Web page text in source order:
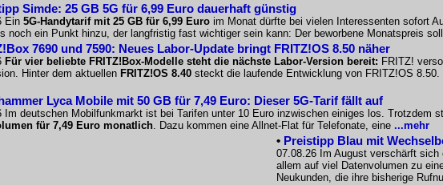
Simde: 25 GB 5G für 6,99 Euro dauerhaft günstig
Ein 5G-Handytarif mit 25 GB für 6,99 Euro im Monat dürfte bei vielen Interessenten sofort
noch ein Punkt hinzu, der langfristig fast wichtiger sein kann: Der beworbene Monatspreis soll
7690 und 7590: Neues Labor-Update bringt FRITZ!OS 8.50 näher
Für vier beliebte FRITZ!Box-Modelle steht die nächste Labor-Version bereit: FRITZ!
Hinter dem aktuellen FRITZ!OS 8.40 steckt die laufende Entwicklung von FRITZ!OS
Lyca Mobile mit 50 GB für 7,49 Euro: Dieser 5G-Tarif fällt auf
Im deutschen Mobilfunkmarkt ist bei Tarifen unter 10 Euro inzwischen einiges los. Trotzdem
für 7,49 Euro monatlich. Dazu kommen eine Allnet-Flat für Telefonate, eine ...mehr
• Preistipp Blau mit
07.08.26 Im August verschärft sich
allem auf viel Datenvolumen zu
Neukunden, die ihre bisherige